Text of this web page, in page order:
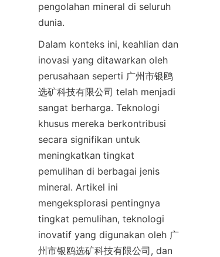
pengolahan mineral di seluruh
dunia.
Dalam konteks ini, keahlian dan
inovasi yang ditawarkan oleh
perusahaan seperti 广州市银鸥
选矿科技有限公司 telah menjadi
sangat berharga. Teknologi
khusus mereka berkontribusi
secara signifikan untuk
meningkatkan tingkat
pemulihan di berbagai jenis
mineral. Artikel ini
mengeksplorasi pentingnya
tingkat pemulihan, teknologi
inovatif yang digunakan oleh 广
州市银鸥选矿科技有限公司, dan